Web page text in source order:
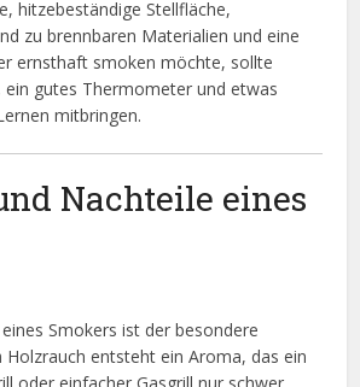
hitzebeständige Stellfläche,
zu brennbaren Materialien und eine
ernsthaft smoken möchte, sollte
ein gutes Thermometer und etwas
mitbringen.
Nachteile eines
Smokers ist der besondere
Holzrauch entsteht ein Aroma, das ein